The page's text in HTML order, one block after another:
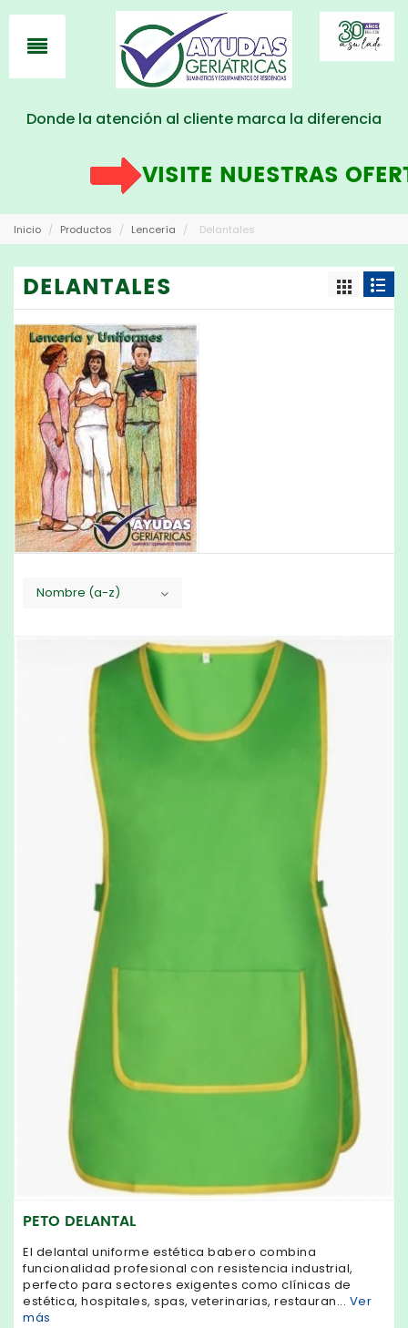
Donde la atención al cliente marca la diferencia
VISITE NUESTRAS
Inicio / Productos / Lencería / Delantales
DELANTALES
Nombre (a-z)
PETO DELANTAL
El delantal uniforme estética babero combina
funcionalidad profesional con resistencia industrial,
perfecto para sectores exigentes como clínicas de
estética, hospitales, spas, veterinarias, restauran... Ver
más